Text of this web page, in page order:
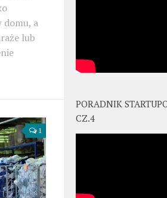
domu, a
lub
1
PORADNIK
CZ.4